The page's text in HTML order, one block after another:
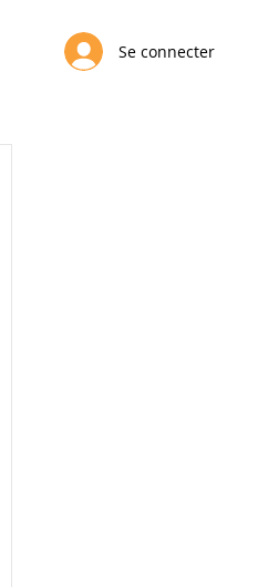
Se connecter